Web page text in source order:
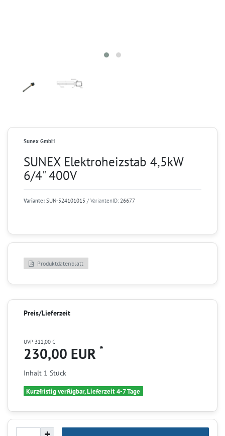
Sunex GmbH
SUNEX Elektroheizstab 4,5kW
6/4" 400V
Variante: SUN-524101015 / VariantenID: 26677
Produktdatenblatt
Preis/Lieferzeit
UVP 312,00 €
230,00 EUR *
Inhalt 1 Stück
Kurzfristig verfügbar, Lieferzeit 4-7 Tage